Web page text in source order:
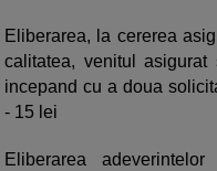
Eliberarea, la cererea
calitatea, venitul
incepand cu a doua
- 15 lei
Eliberarea